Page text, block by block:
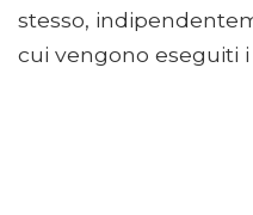
stesso,
cui vengono eseguiti i